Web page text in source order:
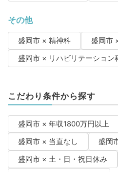
その他
盛岡市 × 精神科
盛岡市
盛岡市 × リハビリテーション
こだわり条件から探す
盛岡市 × 年収1800万円以上
盛岡市 × 当直なし
盛岡
盛岡市 × 土・日・祝日休み